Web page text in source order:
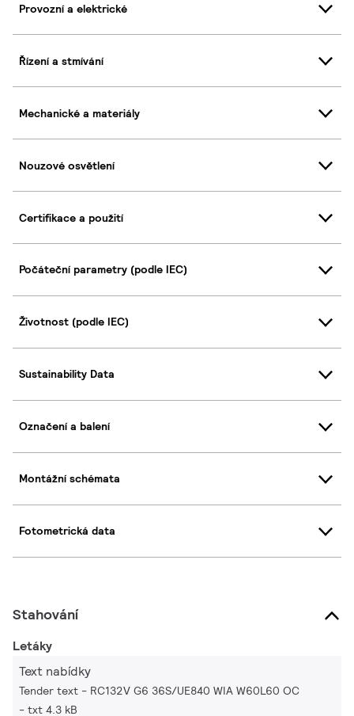
Provozní a elektrické
Řízení a stmívání
Mechanické a materiály
Nouzové osvětlení
Certifikace a použití
Počáteční parametry (podle IEC)
Životnost (podle IEC)
Sustainability Data
Označení a balení
Montážní schémata
Fotometrická data
Stahování
Letáky
Text nabídky
Tender text - RC132V G6 36S/UE840 WIA W60L60 OC
txt 4.3 kB